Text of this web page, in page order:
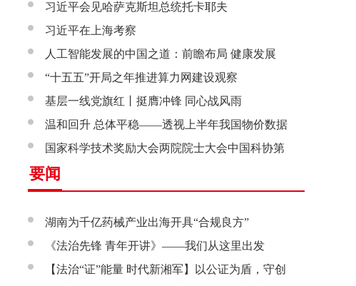
赴辽宁看望慰问基层干部群众纪实
习近平会见哈萨克斯坦总统托卡耶夫
习近平在上海考察
人工智能发展的中国之道：前瞻布局 健康发展
“十五五”开局之年推进算力网建设观察
基层一线党旗红丨挺膺冲锋 同心战风雨
温和回升 总体平稳——透视上半年我国物价数据
国家科学技术奖励大会两院院士大会中国科协第
十一次全国代表大会在京召开
要闻
湖南为千亿药械产业出海开具“合规良方”
《法治先锋 青年开讲》——我们从这里出发
【法治“证”能量 时代新湘军】以公证为盾，守创